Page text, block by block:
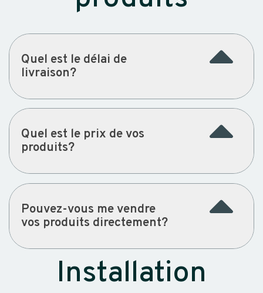
Quel est le délai de
livraison?
Quel est le prix de vos
produits?
Pouvez-vous me vendre
vos produits directement?
Installation